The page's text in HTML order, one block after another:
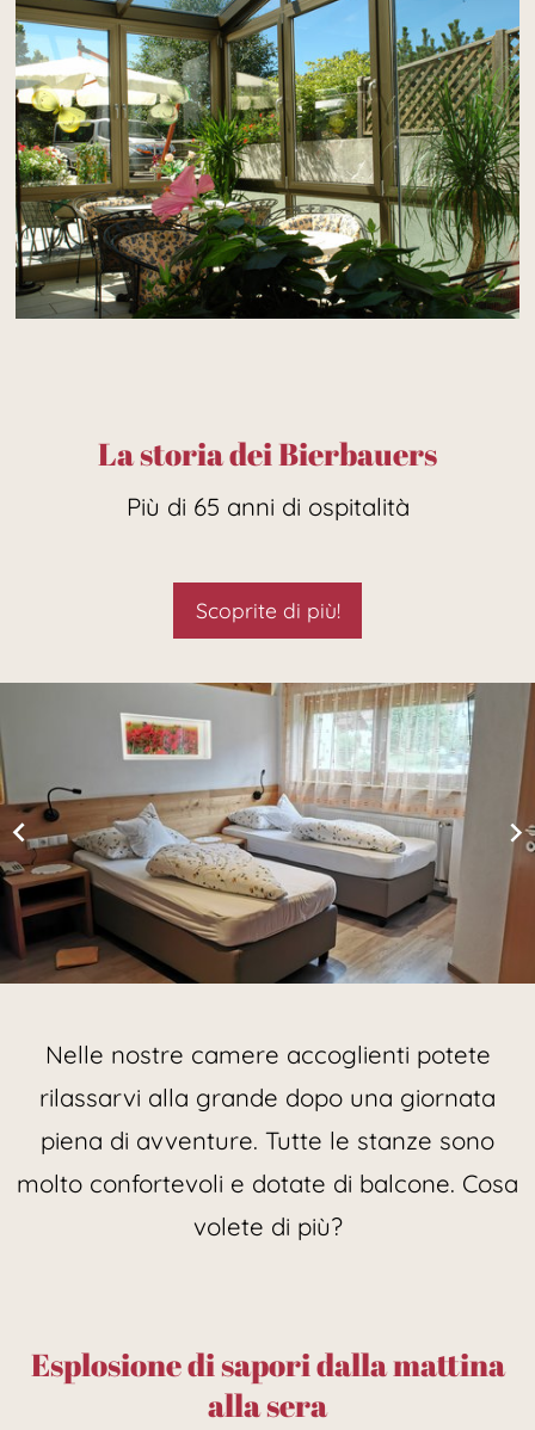
La storia dei Bierbauers
Più di 65 anni di ospitalità
Scoprite di più!
Divertimento sotto le
lenzuola?
Ecco le nostre camere >>
Nelle nostre camere accoglienti potete
rilassarvi alla grande dopo una giornata
piena di avventure. Tutte le stanze sono
molto confortevoli e dotate di balcone. Cosa
volete di più?
Esplosione di sapori dalla mattina
alla sera